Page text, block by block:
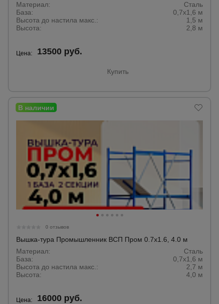
Материал:
Сталь
База:
0,7х1,6 м
Высота до настила макс.:
1,5 м
Высота:
2,8 м
Цена: 13500 руб.
Купить
0 отзывов
Вышка-тура Промышленник ВСП Пром 0.7х1.6, 4.0 м
Материал:
Сталь
База:
0,7х1,6 м
Высота до настила макс.:
2,7 м
Высота:
4,0 м
Цена: 16000 руб.
Вибротехника
для
для работы с
Оборудование
для бетонных
работ
Техника